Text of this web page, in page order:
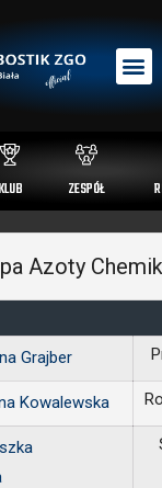
KLUB ZESPÓŁ
Azoty
Grajber
Kowalewska